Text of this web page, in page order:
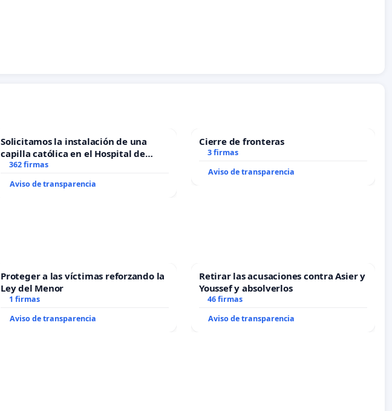
Solicitamos la instalación de una
capilla católica en el Hospital de
Alcañiz
362 firmas
Aviso de transparencia
Cierre de fronteras
3 firmas
Aviso de transparencia
Proteger a las víctimas reforzando la
Ley del Menor
1 firmas
Aviso de transparencia
Retirar las acusaciones contra Asier y
Youssef y absolverlos
46 firmas
Aviso de transparencia